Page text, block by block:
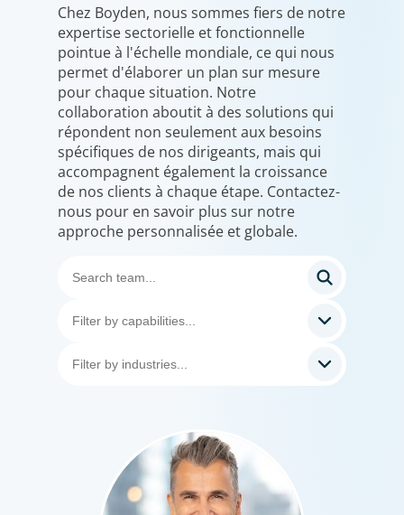
Chez Boyden, nous sommes fiers de notre
expertise sectorielle et fonctionnelle
pointue à l'échelle mondiale, ce qui nous
permet d'élaborer un plan sur mesure
pour chaque situation. Notre
collaboration aboutit à des solutions qui
répondent non seulement aux besoins
spécifiques de nos dirigeants, mais qui
accompagnent également la croissance
de nos clients à chaque étape. Contactez-
nous pour en savoir plus sur notre
approche personnalisée et globale.